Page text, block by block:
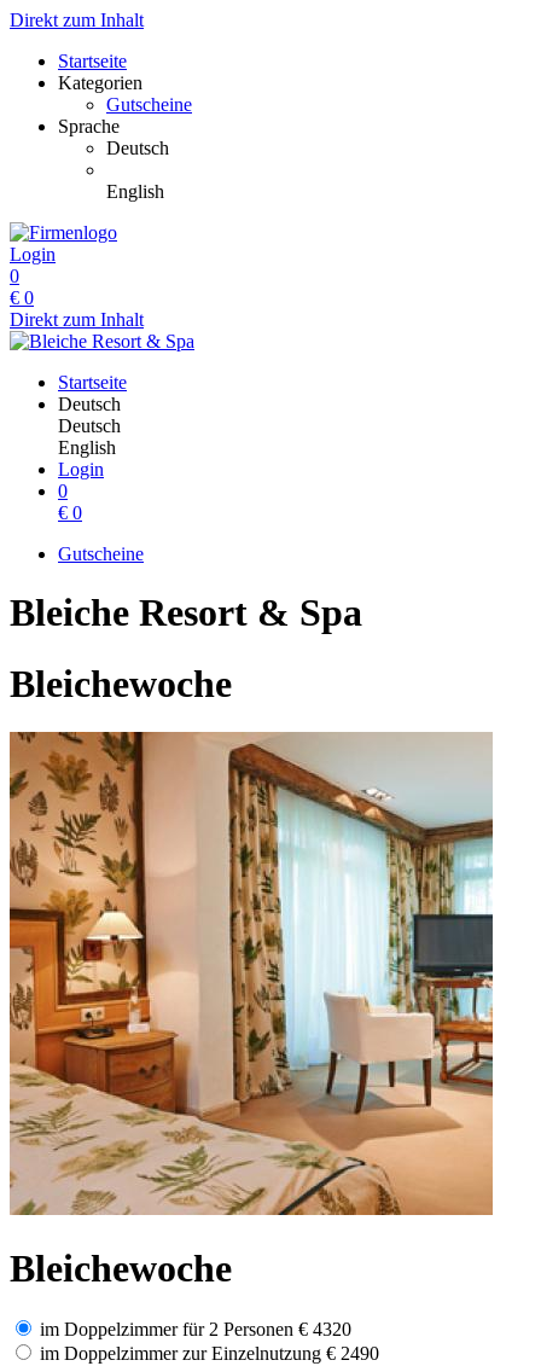
Direkt zum Inhalt
Startseite
Kategorien
Gutscheine
Sprache
Deutsch
English
Login
0
€ 0
Direkt zum Inhalt
Startseite
Deutsch
Deutsch
English
Login
0
€ 0
Gutscheine
Bleiche Resort & Spa
Bleichewoche
Bleichewoche
im Doppelzimmer für 2 Personen € 4320
im Doppelzimmer zur Einzelnutzung € 2490